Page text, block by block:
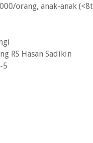
orang, anak-anak
RS Hasan Sadikin
5